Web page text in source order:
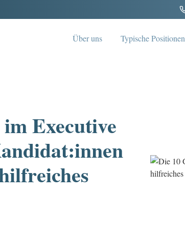
Über uns Typische Positionen
Executive